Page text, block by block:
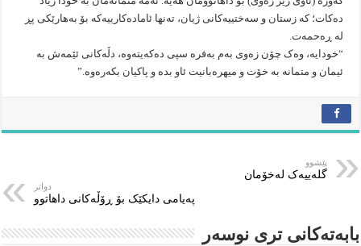
دەکات؛ کە زستان و سەختییەکانی ژیان، تەنها ئامادەکارییەکە بۆ بەهارێکی پڕ
لە ڕەحمەت.
“خودایە، وەک چۆن زەوی بەم بەفرە سپی دەکەیتەوە، دڵەکانی ئێمەش بە
ئیمان و متمانە بە خۆت و میهرەبانیت ئاو بدە و پاکیان بکەرەوە.”
پێشوو
گلەییەک لەخۆمان
دواتر
پەیامی دایکێک بۆ ڕۆڵەکانی داهاتوو
بابەتەکانى ترى نوسەر